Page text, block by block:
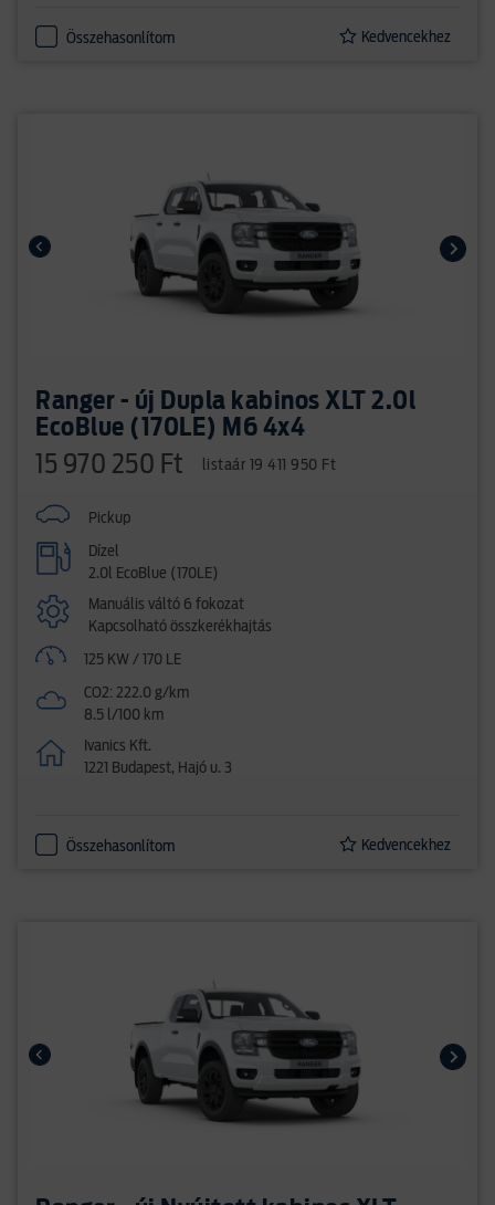
Összehasonlítom Kedvencekhez
Ranger - új Dupla kabinos XLT 2.0l
EcoBlue (170LE) M6 4x4
15 970 250 Ft listaár 19 411 950 Ft
Pickup
Dízel
2.0l EcoBlue (170LE)
Manuális váltó 6 fokozat
Kapcsolható összkerékhajtás
125 KW / 170 LE
CO2: 222.0 g/km
8.5 l/100 km
Ivanics Kft.
1221 Budapest, Hajó u. 3
Összehasonlítom Kedvencekhez